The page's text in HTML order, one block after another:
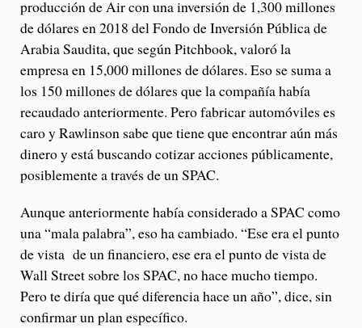
producción de Air con una inversión de 1,300 millones
de dólares en 2018 del Fondo de Inversión Pública de
Arabia Saudita, que según Pitchbook, valoró la
empresa en 15,000 millones de dólares. Eso se suma a
los 150 millones de dólares que la compañía había
recaudado anteriormente. Pero fabricar automóviles es
caro y Rawlinson sabe que tiene que encontrar aún más
dinero y está buscando cotizar acciones públicamente,
posiblemente a través de un SPAC.
Aunque anteriormente había considerado a SPAC como
una “mala palabra”, eso ha cambiado. “Ese era el punto
de vista de un financiero, ese era el punto de vista de
Wall Street sobre los SPAC, no hace mucho tiempo.
Pero te diría que qué diferencia hace un año”, dice, sin
confirmar un plan específico.